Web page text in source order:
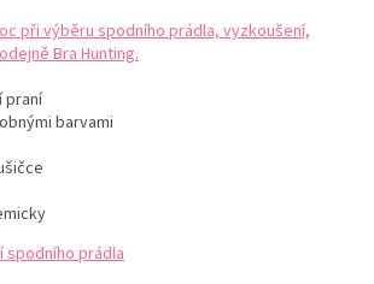
při výběru spodního prádla, vyzkoušení,
Bra Hunting.
praní
barvami
spodního prádla